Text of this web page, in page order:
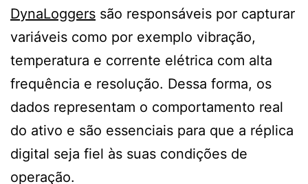
DynaLoggers são responsáveis por capturar
variáveis como por exemplo vibração,
temperatura e corrente elétrica com alta
frequência e resolução. Dessa forma, os
dados representam o comportamento real
do ativo e são essenciais para que a réplica
digital seja fiel às suas condições de
operação.